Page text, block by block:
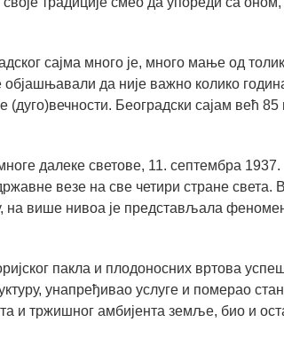
сајма много је, много мање од
да није важно колико
Београдски сајам већ 85
далеке светове, 11. септембра 1937.
везе на све четири стране света.
више нивоа је представљала
пакла и плодоносних вртова
унапређивао услуге и померао
и тржишног амбијента земље, био и